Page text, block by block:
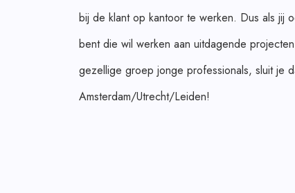
bij de klant op kantoor te werken. Dus als jij
bent die wil werken aan uitdagende
gezellige groep jonge professionals, sluit je
Amsterdam/Utrecht/Leiden!